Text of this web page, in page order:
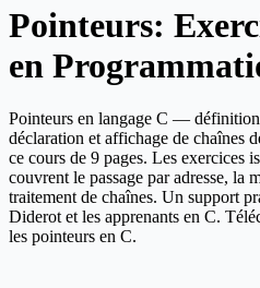
Pointeurs:
en
Pointeurs en langage C —
déclaration et affichage de chaînes
ce cours de 9 pages. Les exercices
couvrent le passage par adresse, la
traitement de chaînes. Un support
Diderot et les apprenants en C.
les pointeurs en C.